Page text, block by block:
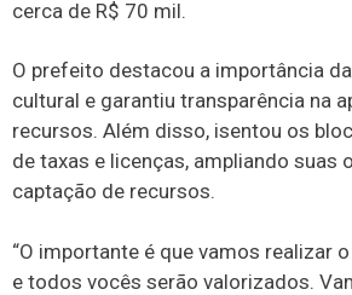
cerca de R$ 70 mil.
O prefeito destacou a importância
cultural e garantiu transparência na
recursos. Além disso, isentou os
de taxas e licenças, ampliando suas
captação de recursos.
“O importante é que vamos realizar
e todos vocês serão valorizados.